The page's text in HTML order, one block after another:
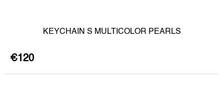
KEYCHAIN S MULTICOLOR PEARLS
€120